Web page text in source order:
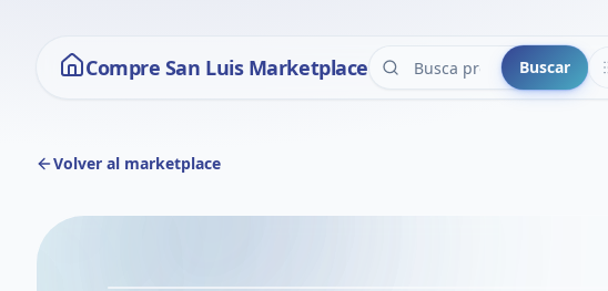
Compre San Luis Marketplace Buscar
Volver al marketplace